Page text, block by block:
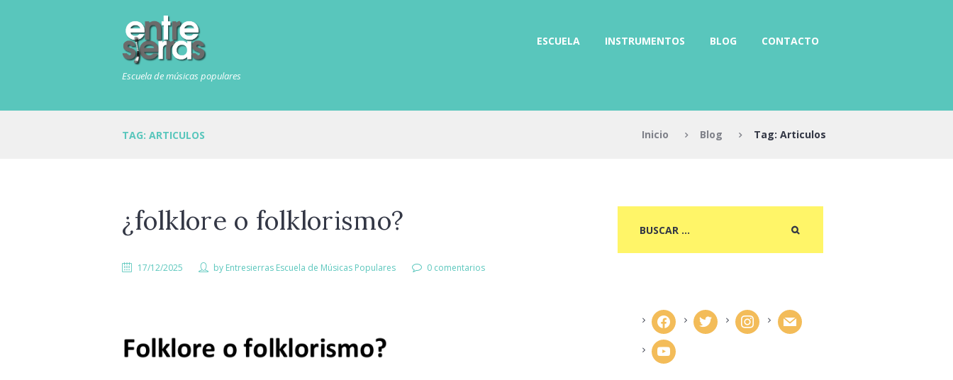
Escuela de músicas populares
ESCUELA INSTRUMENTOS BLOG CONTACTO
TAG: ARTICULOS Inicio Blog Tag: Articulos
¿folklore o folklorismo?
17/12/2025 by Entresierras Escuela de Músicas Populares 0 comentarios
facebook twitter instagrammail
youtube